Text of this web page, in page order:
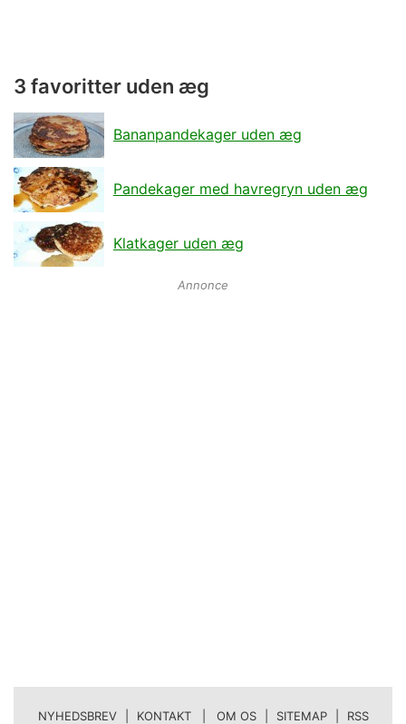
3 favoritter uden æg
Bananpandekager uden æg
Pandekager med havregryn uden æg
Klatkager uden æg
Annonce
NYHEDSBREV KONTAKT | OM OS SITEMAP RSS